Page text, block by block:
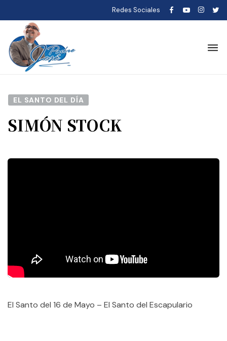
Redes Sociales
EL SANTO DEL DÍA
SIMÓN STOCK
El Santo del 16 de Mayo – El Santo del Escapulario